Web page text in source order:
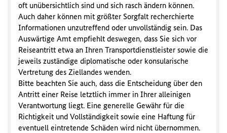
oft unübersichtlich sind und sich rasch ändern können.
Auch daher können mit größter Sorgfalt recherchierte
Informationen unzutreffend oder unvollständig sein. Das
Auswärtige Amt empfiehlt deswegen, dass Sie sich vor
Reiseantritt etwa an Ihren Transportdienstleister sowie die
jeweils zuständige diplomatische oder konsularische
Vertretung des Ziellandes wenden.
Bitte beachten Sie auch, dass die Entscheidung über den
Antritt einer Reise letztlich immer in Ihrer alleinigen
Verantwortung liegt. Eine generelle Gewähr für die
Richtigkeit und Vollständigkeit sowie eine Haftung für
eventuell eintretende Schäden wird nicht übernommen.